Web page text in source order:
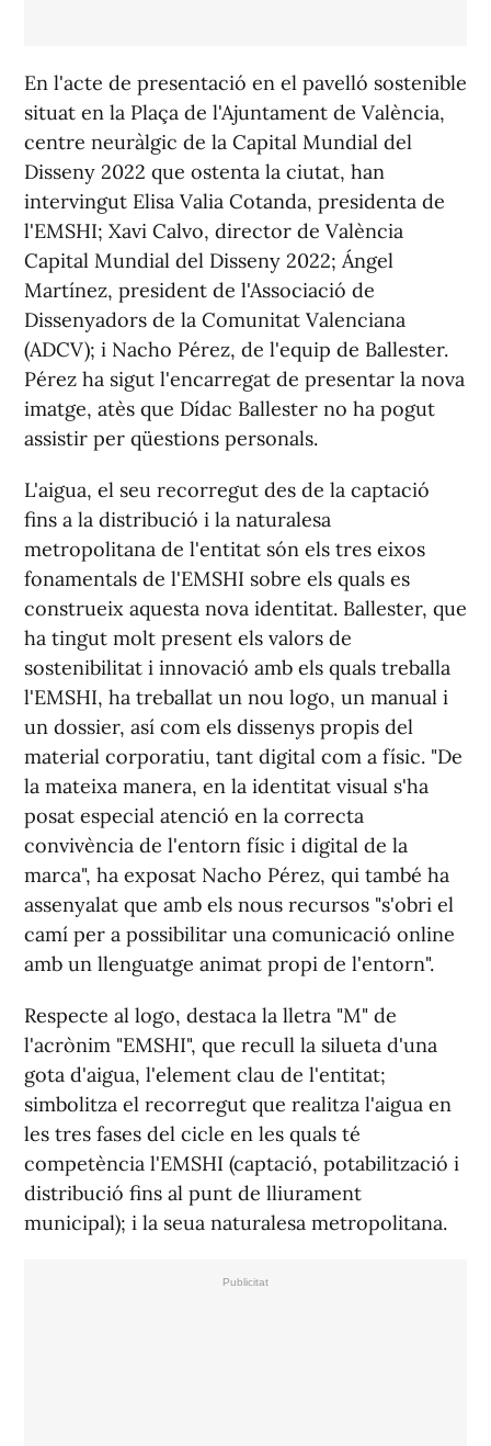
En l'acte de presentació en el pavelló sostenible
situat en la Plaça de l'Ajuntament de València,
centre neuràlgic de la Capital Mundial del
Disseny 2022 que ostenta la ciutat, han
intervingut Elisa Valia Cotanda, presidenta de
l'EMSHI; Xavi Calvo, director de València
Capital Mundial del Disseny 2022; Ángel
Martínez, president de l'Associació de
Dissenyadors de la Comunitat Valenciana
(ADCV); i Nacho Pérez, de l'equip de Ballester.
Pérez ha sigut l'encarregat de presentar la nova
imatge, atès que Dídac Ballester no ha pogut
assistir per qüestions personals.
L'aigua, el seu recorregut des de la captació
fins a la distribució i la naturalesa
metropolitana de l'entitat són els tres eixos
fonamentals de l'EMSHI sobre els quals es
construeix aquesta nova identitat. Ballester, que
ha tingut molt present els valors de
sostenibilitat i innovació amb els quals treballa
l'EMSHI, ha treballat un nou logo, un manual i
un dossier, así com els dissenys propis del
material corporatiu, tant digital com a físic. "De
la mateixa manera, en la identitat visual s'ha
posat especial atenció en la correcta
convivència de l'entorn físic i digital de la
marca", ha exposat Nacho Pérez, qui també ha
assenyalat que amb els nous recursos "s'obri el
camí per a possibilitar una comunicació online
amb un llenguatge animat propi de l'entorn".
Respecte al logo, destaca la lletra "M" de
l'acrònim "EMSHI", que recull la silueta d'una
gota d'aigua, l'element clau de l'entitat;
simbolitza el recorregut que realitza l'aigua en
les tres fases del cicle en les quals té
competència l'EMSHI (captació, potabilització i
distribució fins al punt de lliurament
municipal); i la seua naturalesa metropolitana.